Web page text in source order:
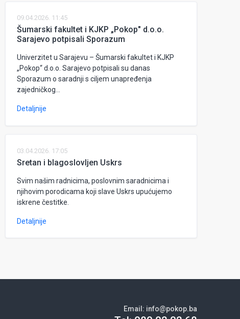
09.04.2026. 11:45
Šumarski fakultet i KJKP „Pokop" d.o.o.
Sarajevo potpisali Sporazum
Univerzitet u Sarajevu – Šumarski fakultet i KJKP
„Pokop“ d.o.o. Sarajevo potpisali su danas
Sporazum o saradnji s ciljem unapređenja
zajedničkog...
Detaljnije
03.04.2026. 17:05
Sretan i blagoslovljen Uskrs
Svim našim radnicima, poslovnim saradnicima i
njihovim porodicama koji slave Uskrs upućujemo
iskrene čestitke.
Detaljnije
Email: info@pokop.ba